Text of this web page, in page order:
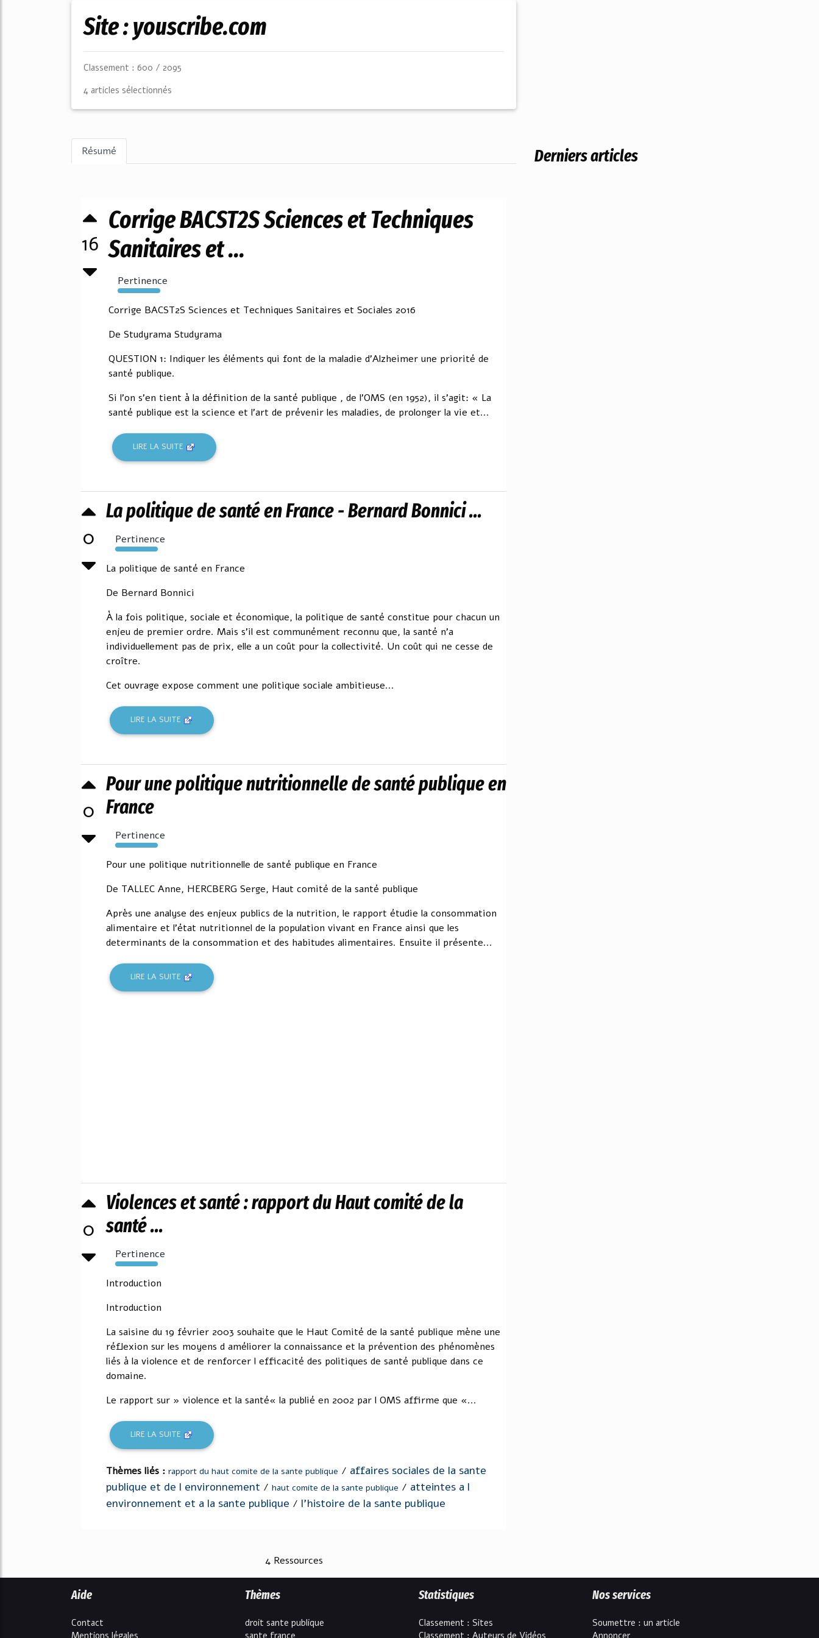
Site : youscribe.com
Classement : 600 / 2095
4 articles sélectionnés
Résumé
16
Corrige BACST2S Sciences et Techniques
Sanitaires et ...
Pertinence
5486%
Corrige BACST2S Sciences et Techniques Sanitaires et Sociales 2016
De Studyrama Studyrama
QUESTION 1: Indiquer les éléments qui font de la maladie d'Alzheimer une priorité de
santé publique.
Si l'on s'en tient à la définition de la santé publique , de l'OMS (en 1952), il s'agit: « La
santé publique est la science et l'art de prévenir les maladies, de prolonger la vie et...
LIRE LA SUITE
0
La politique de santé en France - Bernard Bonnici ...
Pertinence
8597%
La politique de santé en France
De Bernard Bonnici
À la fois politique, sociale et économique, la politique de santé constitue pour chacun un
enjeu de premier ordre. Mais s'il est communément reconnu que, la santé n'a
individuellement pas de prix, elle a un coût pour la collectivité. Un coût qui ne cesse de
croître.
Cet ouvrage expose comment une politique sociale ambitieuse...
LIRE LA SUITE
0
Pour une politique nutritionnelle de santé publique en
France
Pertinence
6214%
Pour une politique nutritionnelle de santé publique en France
De TALLEC Anne, HERCBERG Serge, Haut comité de la santé publique
Après une analyse des enjeux publics de la nutrition, le rapport étudie la consommation
alimentaire et l'état nutritionnel de la population vivant en France ainsi que les
determinants de la consommation et des habitudes alimentaires. Ensuite il présente...
LIRE LA SUITE
0
Violences et santé : rapport du Haut comité de la
santé ...
Pertinence
792%
Introduction
Introduction
La saisine du 19 février 2003 souhaite que le Haut Comité de la santé publique mène une
réflexion sur les moyens d améliorer la connaissance et la prévention des phénomènes
liés à la violence et de renforcer l efficacité des politiques de santé publique dans ce
domaine.
Le rapport sur » violence et la santé« la publié en 2002 par l OMS affirme que «...
LIRE LA SUITE
Thèmes liés : rapport du haut comite de la sante publique / affaires sociales de la sante
publique et de l environnement / haut comite de la sante publique / atteintes a l
environnement et a la sante publique / l'histoire de la sante publique
4 Ressources
Derniers articles
Aide
Contact
Mentions légales
Thèmes
droit sante publique
sante france
Statistiques
Classement : Sites
Classement : Auteurs de Vidéos
Nos services
Soumettre : un article
Annoncer